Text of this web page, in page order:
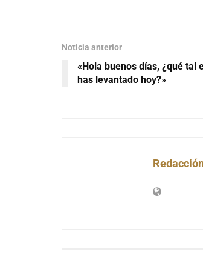
Noticia anterior
«Hola buenos días, ¿qué tal
has levantado hoy?»